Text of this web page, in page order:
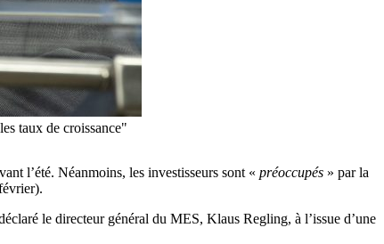
taux de croissance"
l’été. Néanmoins, les investisseurs sont « préoccupés » par la
le directeur général du MES, Klaus Regling, à l’issue d’une